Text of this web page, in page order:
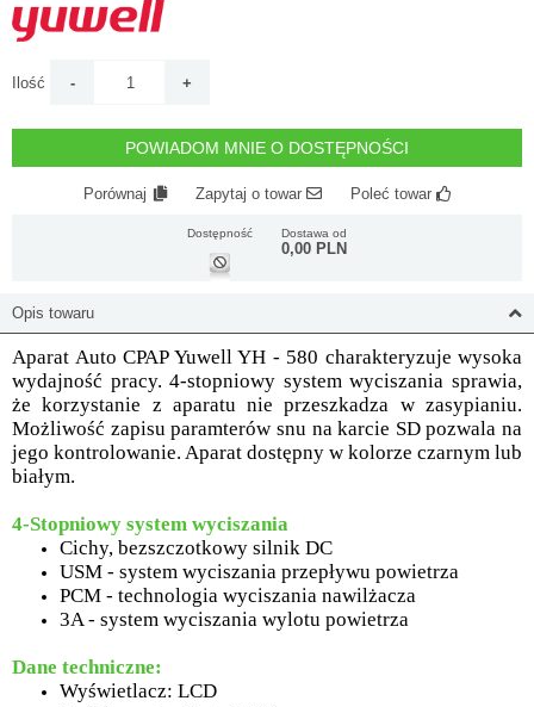
Ilość
POWIADOM MNIE O DOSTĘPNOŚCI
Porównaj Zapytaj o towar Poleć towar
Dostępność Dostawa od
0,00 PLN
Opis towaru
Aparat Auto CPAP Yuwell YH - 580 charakteryzuje wysoka
wydajność pracy. 4-stopniowy system wyciszania sprawia,
że korzystanie z aparatu nie przeszkadza w zasypianiu.
Możliwość zapisu paramterów snu na karcie SD pozwala na
jego kontrolowanie. Aparat dostępny w kolorze czarnym lub
białym.
4-Stopniowy system wyciszania
Cichy, bezszczotkowy silnik DC
USM - system wyciszania przepływu powietrza
PCM - technologia wyciszania nawilżacza
3A - system wyciszania wylotu powietrza
Dane techniczne:
Wyświetlacz: LCD